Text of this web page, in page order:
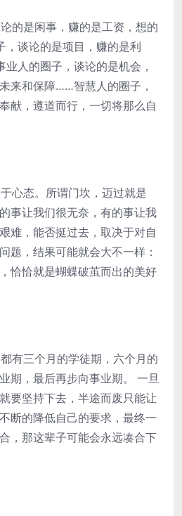
的是闲事，赚的是工资，想的
谈论的是项目，赚的是利
人的圈子，谈论的是机会，
来和保障……智慧人的圈子，
献，遵道而行，一切将那么自
心态。所谓门坎，迈过就是
事让我们很无奈，有的事让我
难，能否挺过去，取决于对自
题，结果可能就会大不一样：
恰恰就是蝴蝶破茧而出的美好
有三个月的学徒期，六个月的
期，最后再步向事业期。 一旦
要坚持下去，半途而废只能让
断的降低自己的要求，最终一
，那这辈子可能会永远凑合下